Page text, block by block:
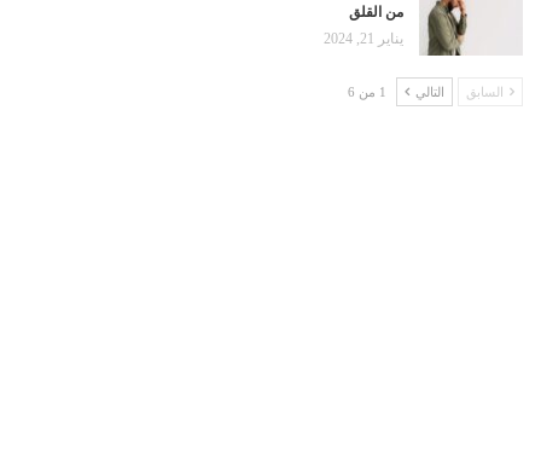
من القلق
يناير 21, 2024
السابق التالي 1 من 6